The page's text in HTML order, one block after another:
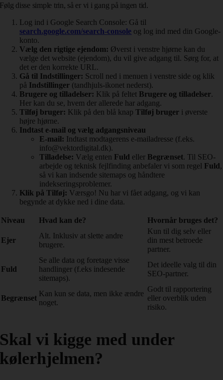
Følg disse simple trin, så er vi i gang på ingen tid.
Log ind i Google Search Console: Gå til
search.google.com/search-console og log ind med din Google-
konto.
Vælg den rigtige ejendom: Øverst i venstre hjørne kan du
vælge det website (ejendom), du vil give adgang til. Sørg for, at
det er den korrekte URL.
Gå til Indstillinger: Scroll ned i menuen i venstre side og klik
på Indstillinger (tandhjuls-ikonet nederst).
Brugere og tilladelser: Klik på feltet Brugere og tilladelser.
Her kan du se, hvem der allerede har adgang.
Tilføj bruger: Klik på den blå knapTilføj bruger i øverste
højre hjørne.
Indtast e-mail og vælg adgangsniveau
E-mail: Indtast modtagerens e-mailadresse (f.eks.
info@vektordigital.dk).
Tilladelse: Vælg enten Fuld eller Begrænset. Til SEO-
arbejde og teknisk fejlfinding anbefaler vi som regel Fuld,
så vi kan indsende sitemaps og håndtere
indekseringsproblemer.
Klik på Tilføj: Værsgo! Nu har vi fået adgang, og vi kan
begynde at dykke ned i dine data.
Niveau Hvad kan de? Hvornår bruges det?
Ejer
Alt. Inklusiv at slette andre
brugere.
Kun til dig selv eller
din mest betroede
partner.
Fuld
Se alle data og foretage visse
handlinger (f.eks indesende
sitemaps).
Det ideelle valg til din
SEO-partner.
Begrænset
Kan kun se data, men ikke ændre
noget.
Godt til rapportering
eller overblik uden
risiko.
Skal vi kigge med under
kølerhjelmen?